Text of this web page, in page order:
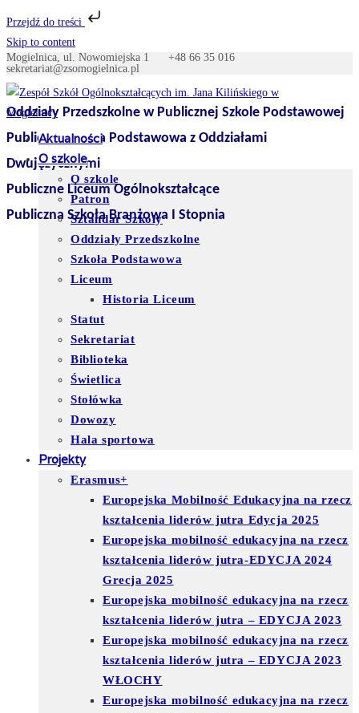
Przejdź do treści
Skip to content
Mogielnica, ul. Nowomiejska 1 +48 66 35 016
sekretariat@zsomogielnica.pl
Oddziały Przedszkolne w Publicznej Szkole Podstawowej
Publiczna Szkoła Podstawowa z Oddziałami
Dwujęzycznymi
Publiczne Liceum Ogólnokształcące
Publiczna Szkoła Branżowa I Stopnia
Aktualności
O szkole
O szkole
Patron
Sztandar Szkoły
Oddziały Przedszkolne
Szkoła Podstawowa
Liceum
Historia Liceum
Statut
Sekretariat
Biblioteka
Świetlica
Stołówka
Dowozy
Hala sportowa
Projekty
Erasmus+
Europejska Mobilność Edukacyjna na rzecz
kształcenia liderów jutra Edycja 2025
Europejska mobilność edukacyjna na rzecz
kształcenia liderów jutra-EDYCJA 2024
Grecja 2025
Europejska mobilność edukacyjna na rzecz
kształcenia liderów jutra – EDYCJA 2023
Europejska mobilność edukacyjna na rzecz
kształcenia liderów jutra – EDYCJA 2023
WŁOCHY
Europejska mobilność edukacyjna na rzecz